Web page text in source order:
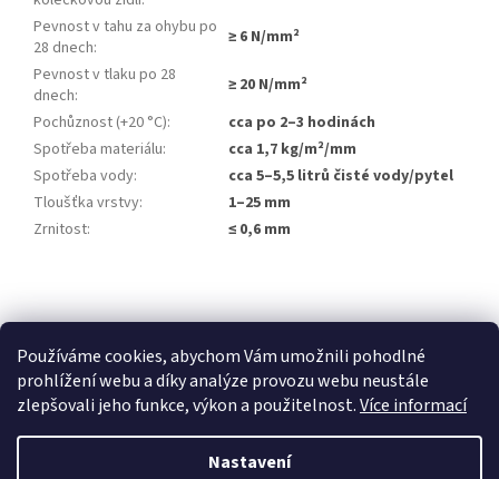
Používáme cookies, abychom Vám umožnili pohodlné
prohlížení webu a díky analýze provozu webu neustále
zlepšovali jeho funkce, výkon a použitelnost.Více informací
Nastavení
Pevnost v tahu za ohybu po
28 dnech:
≥ 6 N/mm²
Pevnost v tlaku po 28
dnech:
≥ 20 N/mm²
Pochůznost (+20 °C):
cca po 2–3 hodinách
Spotřeba materiálu:
cca 1,7 kg/m²/mm
Spotřeba vody:
cca 5–5,5 litrů čisté vody/pytel
Tloušťka vrstvy:
1–25 mm
Zrnitost: ≤ 0,6 mm
á
Vytvořil Shoptet